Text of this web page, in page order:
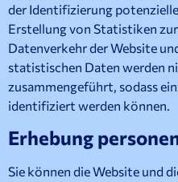
der Identifizierung
Erstellung von Statistiken
Datenverkehr der Website
statistischen Daten werden
zusammengeführt, sodass
identifiziert werden können.
Erhebung
Sie können die Website und